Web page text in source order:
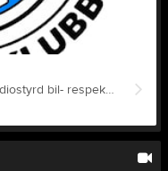
Välkomen till Eksjö RCK, en klubb för radiostyrd bil- respektive båtsport och bildades våren 2007. Vi har en Bil- respektive Båtsektion, där Bil kör på en 1:8 buggy utomhusanläggning på Nifsarp Raceway, som är belägen bakom Nifsarpskolan och Båt kör vi på klubbens anläggning vid Änkarpagölen. Flertalet av våra medlemmar är tävlingsaktiva och deltar i olika cuper som anordnas under sommar och vinterhalvåret. Glöm inte bort att besöka respektive sektions hemsida! Till Bilsektionen Till Båtsektionen Eller följa oss på vår socialamedia för senaste nyheterna: Facebook Eksjö RCK